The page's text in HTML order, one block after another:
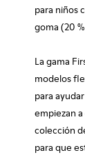
para niños
goma (20
La gama
modelos
para
empiezan
colección
para que